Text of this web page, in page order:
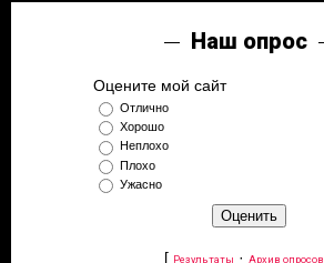
Наш опрос
Оцените мой сайт
Отлично
Хорошо
Неплохо
Плохо
Ужасно
[ Результаты · Архив опросов